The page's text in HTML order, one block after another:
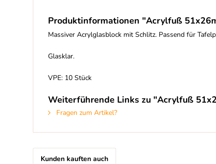
Produktinformationen "Acrylfuß
Massiver Acrylglasblock mit Schlitz. Passend für
Glasklar.
VPE: 10 Stück
Weiterführende Links zu "Acrylfuß
Fragen zum Artikel?
Kunden kauften auch